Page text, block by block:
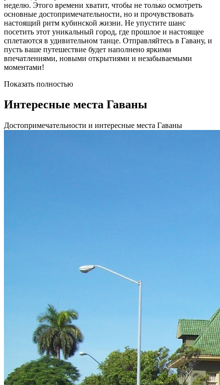
неделю. Этого времени хватит, чтобы не только осмотреть
основные достопримечательности, но и прочувствовать
настоящий ритм кубинской жизни. Не упустите шанс
посетить этот уникальный город, где прошлое и настоящее
сплетаются в удивительном танце. Отправляйтесь в Гавану, и
пусть ваше путешествие будет наполнено яркими
впечатлениями, новыми открытиями и незабываемыми
моментами!
Показать полностью
Интересные места Гаваны
Достопримечательности и интересные места Гаваны